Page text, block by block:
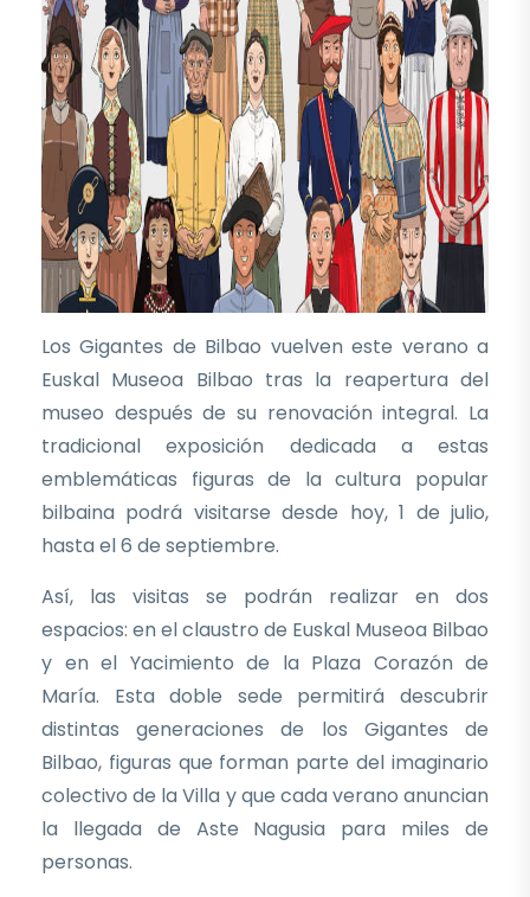
Los Gigantes de Bilbao vuelven este verano a
Euskal Museoa Bilbao tras la reapertura del
museo después de su renovación integral. La
tradicional exposición dedicada a estas
emblemáticas figuras de la cultura popular
bilbaina podrá visitarse desde hoy, 1 de julio,
hasta el 6 de septiembre.
Así, las visitas se podrán realizar en dos
espacios: en el claustro de Euskal Museoa Bilbao
y en el Yacimiento de la Plaza Corazón de
María. Esta doble sede permitirá descubrir
distintas generaciones de los Gigantes de
Bilbao, figuras que forman parte del imaginario
colectivo de la Villa y que cada verano anuncian
la llegada de Aste Nagusia para miles de
personas.